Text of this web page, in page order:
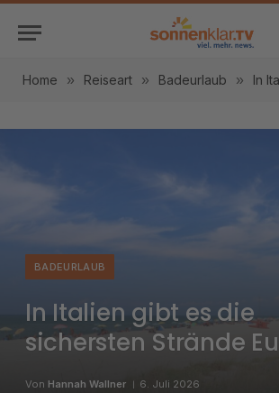
Home » Reiseart » Badeurlaub » In Italien
BADEURLAUB
In Italien gibt es die
sichersten Strände
Von Hannah Wallner 6. Juli 2026